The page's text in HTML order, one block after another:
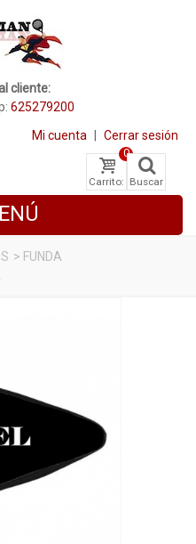
cliente:
625279200
Mi cuenta Cerrar sesión
Carrito:
0
Buscar
> FUNDA